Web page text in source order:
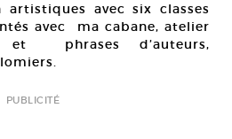
avec six classes
avec ma cabane, atelier
phrases d’auteurs,
PUBLICITÉ